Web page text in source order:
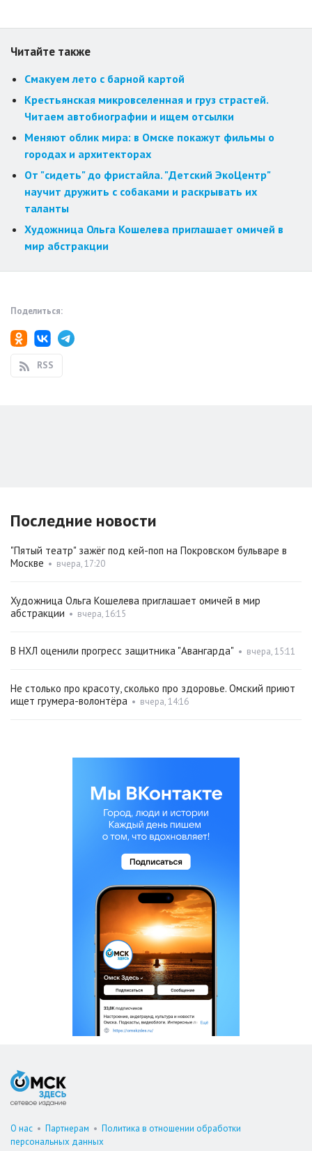
Читайте также
Смакуем лето с барной картой
Крестьянская микровселенная и груз страстей.
Читаем автобиографии и ищем отсылки
Меняют облик мира: в Омске покажут фильмы о
городах и архитекторах
От "сидеть" до фристайла. "Детский ЭкоЦентр"
научит дружить с собаками и раскрывать их
таланты
Художница Ольга Кошелева приглашает омичей в
мир абстракции
Поделиться:
RSS
Последние новости
"Пятый театр" зажёг под кей-поп на Покровском бульваре в
Москве • вчера, 17:20
Художница Ольга Кошелева приглашает омичей в мир
абстракции • вчера, 16:15
В НХЛ оценили прогресс защитника "Авангарда" • вчера, 15:11
Не столько про красоту, сколько про здоровье. Омский приют
ищет грумера-волонтёра • вчера, 14:16
О нас • Партнерам • Политика в отношении обработки
персональных данных